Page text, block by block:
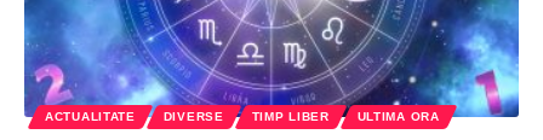
ACTUALITATE DIVERSE TIMP LIBER ULTIMA ORA